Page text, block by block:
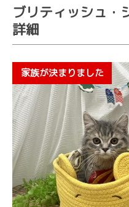
ブリティッシュ・
詳細